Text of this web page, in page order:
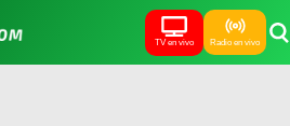
TV en vivo Radio en vivo